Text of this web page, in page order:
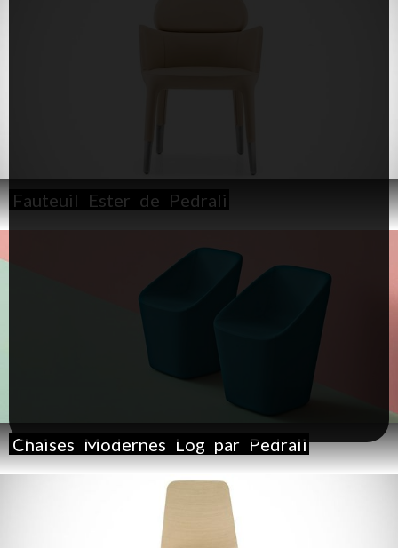
Fauteuil Ester de Pedrali
Chaises Modernes Log par Pedrali